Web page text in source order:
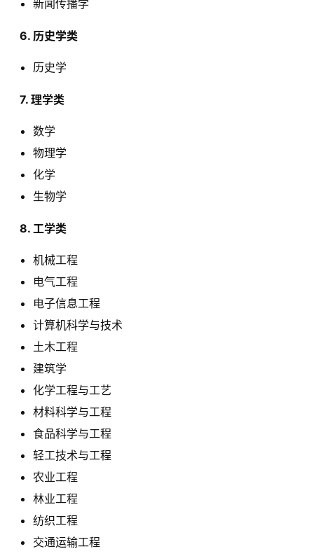
新闻传播学
  6. 历史学类
历史学
  7. 理学类
数学
物理学
化学
生物学
  8. 工学类
机械工程
电气工程
电子信息工程
计算机科学与技术
土木工程
建筑学
化学工程与工艺
材料科学与工程
食品科学与工程
轻工技术与工程
农业工程
林业工程
纺织工程
交通运输工程